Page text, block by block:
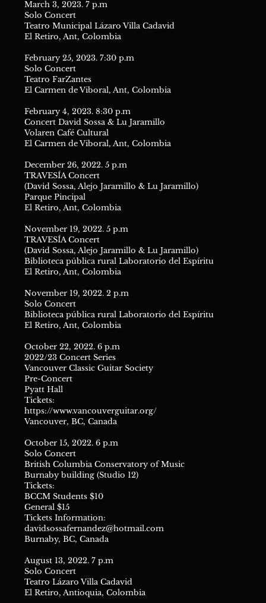
March 3, 2023. 7 p.m
Solo Concert
Teatro Municipal Lázaro Villa Cadavid
El Retiro, Ant, Colombia
February 25, 2023. 7:30 p.m
Solo Concert
Teatro FarZantes
El Carmen de Viboral, Ant, Colombia
February 4, 2023. 8:30 p.m
Concert David Sossa & Lu Jaramillo
Volaren Café Cultural
El Carmen de Viboral, Ant, Colombia
December 26, 2022. 5 p.m
TRAVESÍA Concert
(David Sossa, Alejo Jaramillo & Lu Jaramillo)
Parque Pincipal
El Retiro, Ant, Colombia
November 19, 2022. 5 p.m
TRAVESÍA Concert
(David Sossa, Alejo Jaramillo & Lu Jaramillo)
Biblioteca pública rural Laboratorio del Espíritu
El Retiro, Ant, Colombia
November 19, 2022. 2 p.m
Solo Concert
Biblioteca pública rural Laboratorio del Espíritu
El Retiro, Ant, Colombia
October 22, 2022. 6 p.m
2022/23 Concert Series
Vancouver Classic Guitar Society
Pre-Concert
Pyatt Hall
Tickets:
https://www.vancouverguitar.org/
Vancouver, BC, Canada
October 15, 2022. 6 p.m
Solo Concert
British Columbia Conservatory of Music
Burnaby building (Studio 12)
Tickets:
BCCM Students $10
General $15
Tickets Information:
davidsossafernandez@hotmail.com
Burnaby, BC, Canada
August 13, 2022. 7 p.m
Solo Concert
Teatro Lázaro Villa Cadavid
El Retiro, Antioquia, Colombia